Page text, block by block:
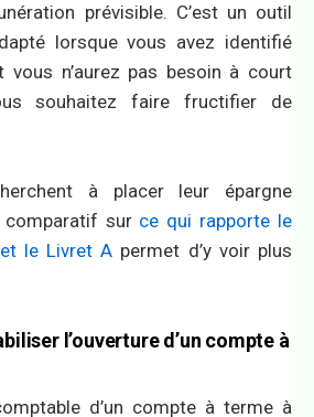
prévisible. C’est un outil
lorsque vous avez identifié
n’aurez pas besoin à court
souhaitez faire fructifier de
à placer leur épargne
comparatif sur ce qui rapporte le
le Livret A permet d’y voir plus
l’ouverture d’un compte à
d’un compte à terme à